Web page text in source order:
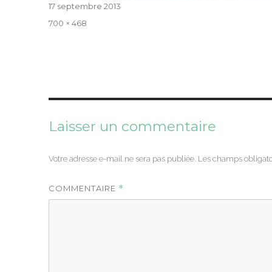
Publié
17 septembre 2013
Taille
700 × 468
Laisser un commentaire
Votre adresse e-mail ne sera pas publiée. Les champs
COMMENTAIRE *